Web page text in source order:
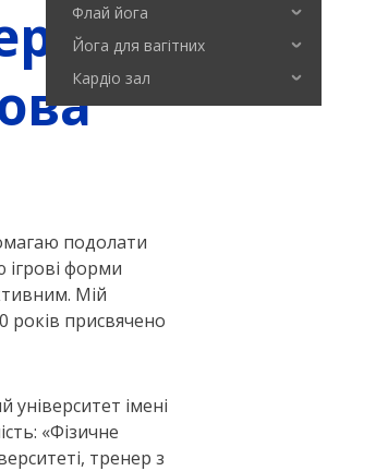
Флай йога
Йога для вагітних
Кардіо зал
подолати
форми
Мій
років присвячено
університет імені
«Фізичне
тренер з